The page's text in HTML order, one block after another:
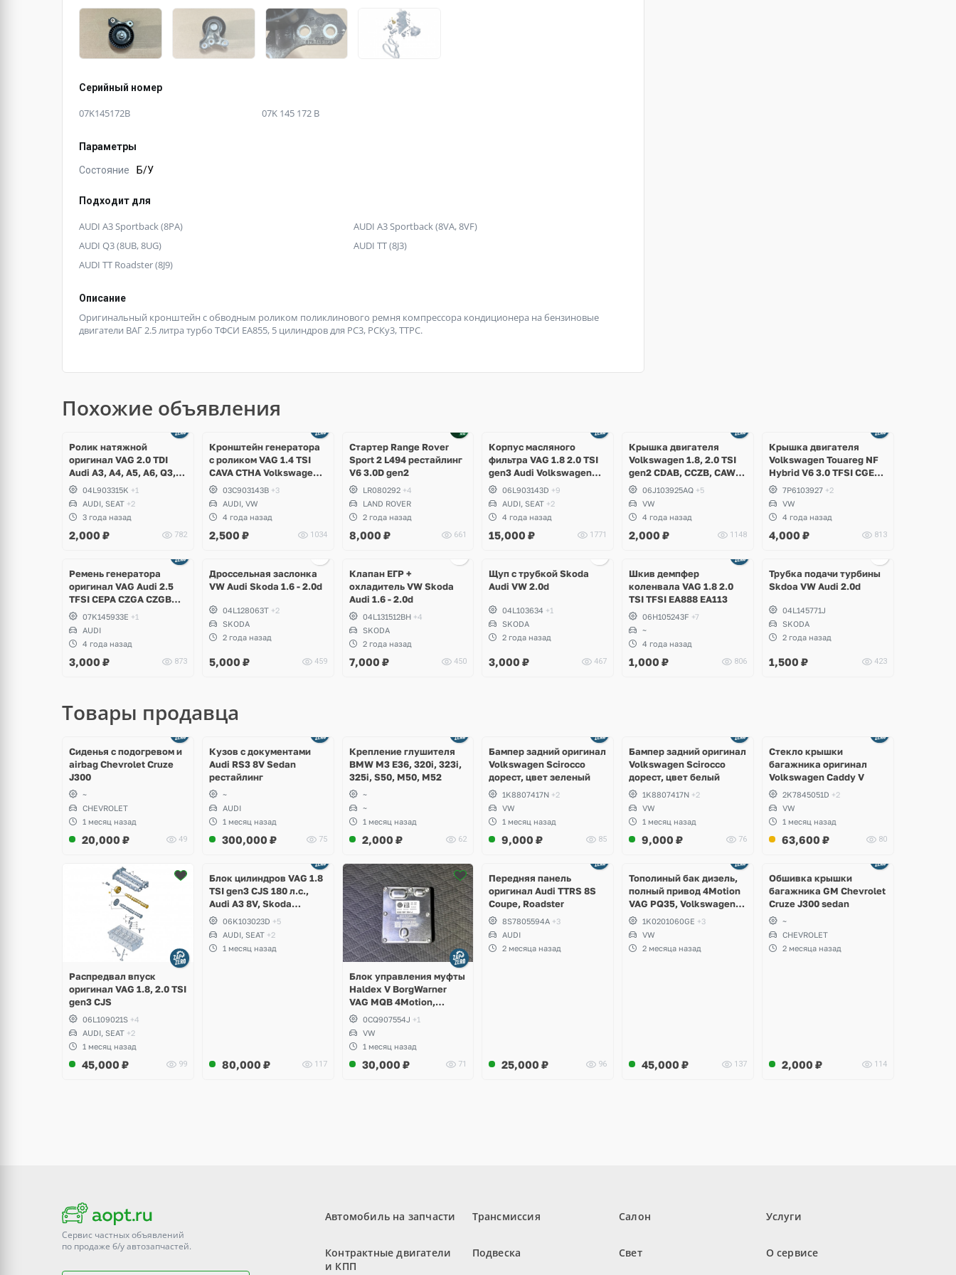
Серийный номер
07K145172B 07K 145 172 B
Параметры
Состояние Б/У
Подходит для
AUDI A3 Sportback (8PA)
AUDI A3 Sportback (8VA, 8VF)
AUDI Q3 (8UB, 8UG)
AUDI TT (8J3)
AUDI TT Roadster (8J9)
Описание
Оригинальный кронштейн с обводным роликом поликлинового ремня компрессора кондиционера на бензиновые
двигатели ВАГ 2.5 литра турбо ТФСИ ЕА855, 5 цилиндров для РС3, РСКу3, ТТРС.
Похожие объявления
Ролик натяжной
оригинал VAG 2.0 TDI
Audi A3, A4, A5, A6, Q3,
Q5, Volkswagen Arteon,
Tiguan, Golf 7, Passat B8,
Skoda Kodiaq, Octavia
A7, Yeti, Seat Leon, Ateca
04L903315K +1
AUDI, SEAT +2
3 года назад
2,000 ₽ 782
Кронштейн генератора
с роликом VAG 1.4 TSI
CAVA CTHA Volkswagen
Tiguan, Jetta, Golf VI,
Scirocco
03C903143B +3
AUDI, VW
4 года назад
2,500 ₽ 1034
Стартер Range Rover
Sport 2 L494 рестайлинг
V6 3.0D gen2
LR080292 +4
LAND ROVER
2 года назад
8,000 ₽ 661
Корпус масляного
фильтра VAG 1.8 2.0 TSI
gen3 Audi Volkswagen
Skoda Seat
06L903143D +9
AUDI, SEAT +2
4 года назад
15,000 ₽ 1771
Крышка двигателя
Volkswagen 1.8, 2.0 TSI
gen2 CDAB, CCZB, CAWA,
BZB, Volkswagen Tiguan,
Passat B6, B7, CC, Golf 6
GTI, Scirocco, Jetta
06J103925AQ +5
VW
4 года назад
2,000 ₽ 1148
Крышка двигателя
Volkswagen Touareg NF
Hybrid V6 3.0 TFSI CGEA,
CGFA 333 л.с.
7P6103927 +2
VW
4 года назад
4,000 ₽ 813
Ремень генератора
оригинал VAG Audi 2.5
TFSI CEPA CZGA CZGB
CTSA RS3, RSQ3, TT RS
8J
07K145933E +1
AUDI
4 года назад
3,000 ₽ 873
Дроссельная заслонка
VW Audi Skoda 1.6 - 2.0d
04L128063T +2
SKODA
2 года назад
5,000 ₽ 459
Клапан ЕГР +
охладитель VW Skoda
Audi 1.6 - 2.0d
04L131512BH +4
SKODA
2 года назад
7,000 ₽ 450
Щуп с трубкой Skoda
Audi VW 2.0d
04L103634 +1
SKODA
2 года назад
3,000 ₽ 467
Шкив демпфер
коленвала VAG 1.8 2.0
TSI TFSI EA888 EA113
06H105243F +7
~
4 года назад
1,000 ₽ 806
Трубка подачи турбины
Skdoa VW Audi 2.0d
04L145771J
SKODA
2 года назад
1,500 ₽ 423
Товары продавца
Сиденья с подогревом и
airbag Chevrolet Cruze
J300
~
CHEVROLET
1 месяц назад
20,000 ₽ 49
Кузов с документами
Audi RS3 8V Sedan
рестайлинг
~
AUDI
1 месяц назад
300,000 ₽ 75
Крепление глушителя
BMW M3 E36, 320i, 323i,
325i, S50, M50, M52
~
~
1 месяц назад
2,000 ₽ 62
Бампер задний оригинал
Volkswagen Scirocco
дорест, цвет зеленый
1K8807417N +2
VW
1 месяц назад
9,000 ₽ 85
Бампер задний оригинал
Volkswagen Scirocco
дорест, цвет белый
1K8807417N +2
VW
1 месяц назад
9,000 ₽ 76
Стекло крышки
багажника оригинал
Volkswagen Caddy V
2K7845051D +2
VW
1 месяц назад
63,600 ₽ 80
Распредвал впуск
оригинал VAG 1.8, 2.0 TSI
gen3 CJS
06L109021S +4
AUDI, SEAT +2
1 месяц назад
45,000 ₽ 99
2 фото
Блок цилиндров VAG 1.8
TSI gen3 CJS 180 л.с.,
Audi A3 8V, Skoda
Octavia A7, Superb,
Volkswagen Passat B8,
Golf VII Alltrack, Seat
Leon
06K103023D +5
AUDI, SEAT +2
1 месяц назад
80,000 ₽ 117
Блок управления муфты
Haldex V BorgWarner
VAG MQB 4Motion,
Volkswagen Tiguan
0CQ907554J +1
VW
1 месяц назад
30,000 ₽ 71
2 фото
Передняя панель
оригинал Audi TTRS 8S
Coupe, Roadster
8S7805594A +3
AUDI
2 месяца назад
25,000 ₽ 96
Тополиный бак дизель,
полный привод 4Motion
VAG PQ35, Volkswagen
Scirocco, Golf V, VI,
Skoda Yeti, Octavia A5,
Superb, Audi A3, Seat
Altea
1K0201060GE +3
VW
2 месяца назад
45,000 ₽ 137
Обшивка крышки
багажника GM Chevrolet
Cruze J300 sedan
~
CHEVROLET
2 месяца назад
2,000 ₽ 114
Сервис частных объявлений
по продаже б/уавтозапчастей.
Автомобиль на запчасти
Контрактные двигатели
и КПП
Трансмиссия
Подвеска
Салон
Свет
Услуги
О сервисе